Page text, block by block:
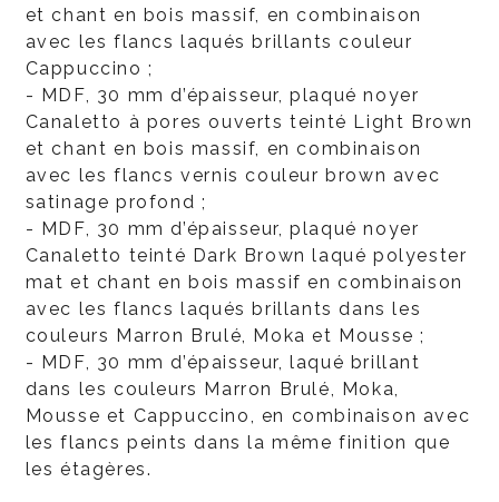
et chant en bois massif, en combinaison
avec les flancs laqués brillants couleur
Cappuccino ;
- MDF, 30 mm d’épaisseur, plaqué noyer
Canaletto à pores ouverts teinté Light Brown
et chant en bois massif, en combinaison
avec les flancs vernis couleur brown avec
satinage profond ;
- MDF, 30 mm d’épaisseur, plaqué noyer
Canaletto teinté Dark Brown laqué polyester
mat et chant en bois massif en combinaison
avec les flancs laqués brillants dans les
couleurs Marron Brulé, Moka et Mousse ;
- MDF, 30 mm d’épaisseur, laqué brillant
dans les couleurs Marron Brulé, Moka,
Mousse et Cappuccino, en combinaison avec
les flancs peints dans la même finition que
les étagères.